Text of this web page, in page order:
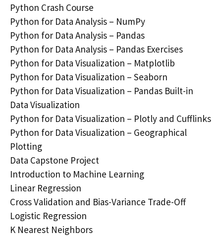
Python Crash Course
Python for Data Analysis – NumPy
Python for Data Analysis – Pandas
Python for Data Analysis – Pandas Exercises
Python for Data Visualization – Matplotlib
Python for Data Visualization – Seaborn
Python for Data Visualization – Pandas Built-in
Data Visualization
Python for Data Visualization – Plotly and Cufflinks
Python for Data Visualization – Geographical
Plotting
Data Capstone Project
Introduction to Machine Learning
Linear Regression
Cross Validation and Bias-Variance Trade-Off
Logistic Regression
K Nearest Neighbors